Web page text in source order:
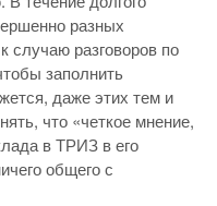
разных
случаю разговоров по
заполнить
даже этих тем и
что «четкое мнение,
в ТРИЗ в его
общего с